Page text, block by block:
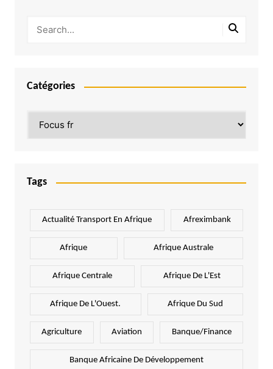
Catégories
Tags
Actualité Transport En Afrique Afreximbank
Afrique Afrique Australe
Afrique Centrale Afrique De L'Est
Afrique De L'Ouest. Afrique Du Sud
Agriculture Aviation Banque/Finance
Banque Africaine De Développement